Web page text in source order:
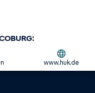
www.huk.de